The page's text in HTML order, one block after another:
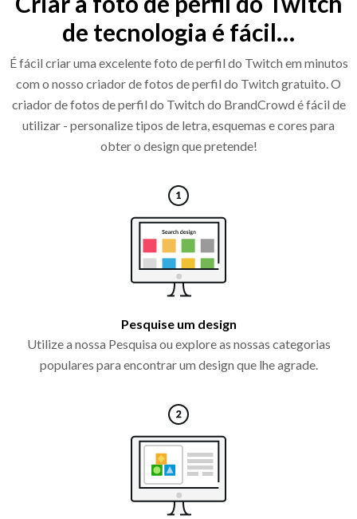
de tecnologia é fácil…
É fácil criar uma excelente foto de perfil do Twitch em minutos
com o nosso criador de fotos de perfil do Twitch gratuito. O
criador de fotos de perfil do Twitch do BrandCrowd é fácil de
utilizar - personalize tipos de letra, esquemas e cores para
obter o design que pretende!
Pesquise um design
Utilize a nossa Pesquisa ou explore as nossas categorias
populares para encontrar um design que lhe agrade.